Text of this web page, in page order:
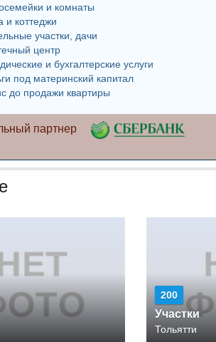
и комнаты
и коттеджи
участки, дачи
центр
и бухгалтерские услуги
под материнский капитал
до продажи квартиры
партнер
200
Участки
Тольятти